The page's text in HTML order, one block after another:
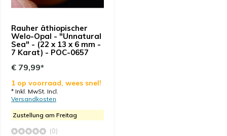
Rauher äthiopischer
Welo-Opal - "Unnatural
Sea" - (22 x 13 x 6 mm -
7 Karat) - POC-0657
€ 79,99*
1 op voorraad, wees snel!
* Inkl. MwSt. Incl.
Versandkosten
Zustellung am Freitag
(0)